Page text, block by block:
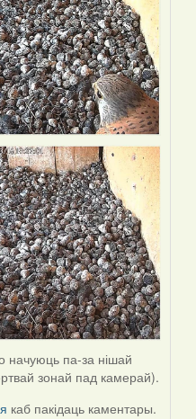
начуюць па-за нішай
зонай пад камерай).
каб пакідаць каментары.